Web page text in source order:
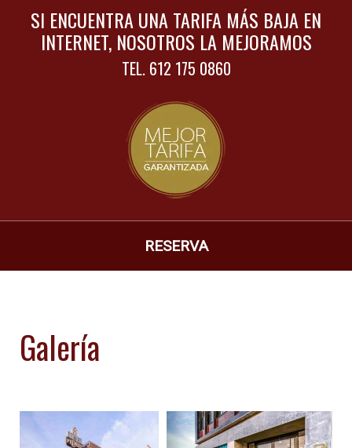
SI ENCUENTRA UNA TARIFA MÁS BAJA EN
INTERNET, NOSOTROS LA MEJORAMOS
TEL. 612 175 0860
RESERVA
Galería